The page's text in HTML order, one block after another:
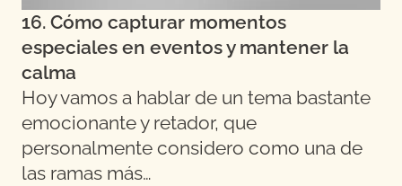
16. Cómo capturar momentos
especiales en eventos y mantener la
calma
Hoy vamos a hablar de un tema bastante
emocionante y retador, que
personalmente considero como una de
las ramas más…